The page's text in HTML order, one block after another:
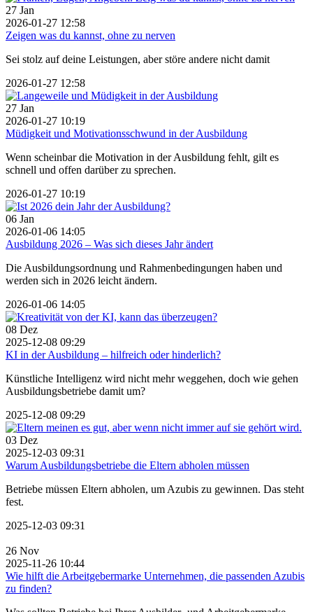
27 Jan
2026-01-27 12:58
Zeigen was du kannst, ohne zu nerven
Sei stolz auf deine Leistungen, aber störe andere nicht damit
2026-01-27 12:58
27 Jan
2026-01-27 10:19
Müdigkeit und Motivationsschwund in der Ausbildung
Wenn scheinbar die Motivation in der Ausbildung fehlt, gilt es
schnell und offen darüber zu sprechen.
2026-01-27 10:19
06 Jan
2026-01-06 14:05
Ausbildung 2026 – Was sich dieses Jahr ändert
Die Ausbildungsordnung und Rahmenbedingungen haben und
werden sich in 2026 leicht ändern.
2026-01-06 14:05
08 Dez
2025-12-08 09:29
KI in der Ausbildung – hilfreich oder hinderlich?
Künstliche Intelligenz wird nicht mehr weggehen, doch wie gehen
Ausbildungsbetriebe damit um?
2025-12-08 09:29
03 Dez
2025-12-03 09:31
Warum Ausbildungsbetriebe die Eltern abholen müssen
Betriebe müssen Eltern abholen, um Azubis zu gewinnen. Das steht
fest.
2025-12-03 09:31
26 Nov
2025-11-26 10:44
Wie hilft die Arbeitgebermarke Unternehmen, die passenden Azubis
zu finden?